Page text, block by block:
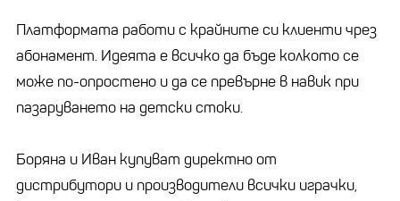
Платформата работи с крайните си клиенти чрез
абонамент. Идеята е всичко да бъде колкото се
може по-опростено и да се превърне в навик при
пазаруването на детски стоки.
Боряна и Иван купуват директно от
дистрибутори и производители всички играчки,